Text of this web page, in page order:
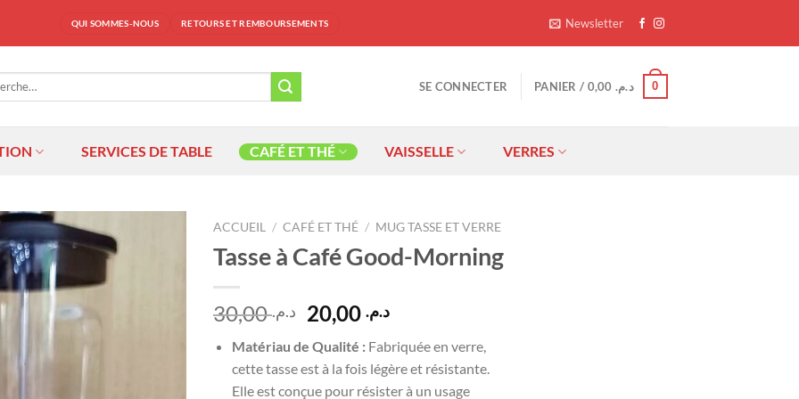
QUI SOMMES-NOUS RETOURS ET REMBOURSEMENTS Newsletter
SE CONNECTER PANIER / د.م. 0
SERVICES DE TABLE CAFÉ ET THÉ VAISSELLE VERRES
ACCUEIL / CAFÉ ET THÉ / MUG TASSE ET VERRE
Tasse à Café Good-Morning
د.م.30,00
Le
prix
initial
était :
د.م.20,00
Le
actuel
est :
Matériau de Qualité :Fabriquée en verre,
cette tasse est à la fois légère et résistante.
Elle est conçue pour résister à un usage